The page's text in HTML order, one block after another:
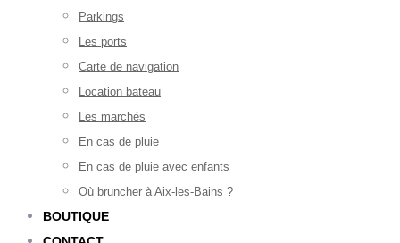
Parkings
Les ports
Carte de navigation
Location bateau
Les marchés
En cas de pluie
En cas de pluie avec enfants
Où bruncher à Aix-les-Bains ?
BOUTIQUE